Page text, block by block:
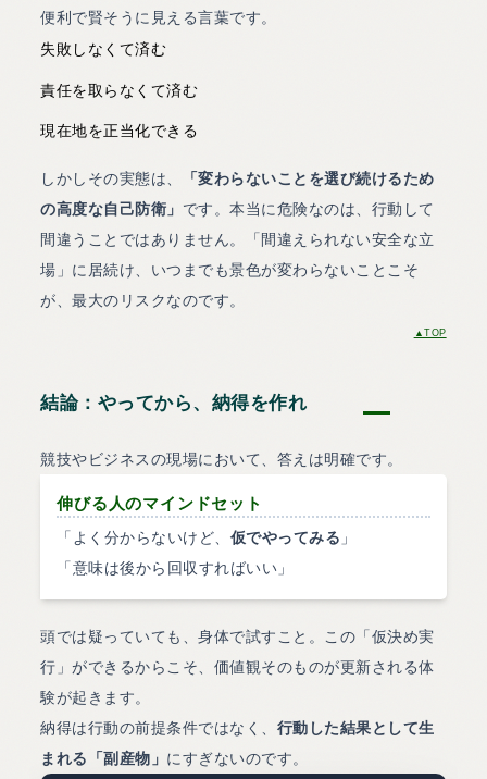
便利で賢そうに見える言葉です。
失敗しなくて済む
責任を取らなくて済む
現在地を正当化できる
しかしその実態は、
「変わらないことを選び続けるため
の高度な自己防衛」 です。本当に危険なのは、行動して
間違うことではありません。「間違えられない安全な立
場」に居続け、いつまでも景色が変わらないことこそ
が、最大のリスクなのです。
▲TOP
結論：やってから、納得を作れ
競技やビジネスの現場において、答えは明確です。
伸びる人のマインドセット
「よく分からないけど、 仮でやってみる 」
「意味は後から回収すればいい」
頭では疑っていても、身体で試すこと。この「仮決め実
行」ができるからこそ、価値観そのものが更新される体
験が起きます。
納得は行動の前提条件ではなく、 行動した結果として生
まれる「副産物」 にすぎないのです。